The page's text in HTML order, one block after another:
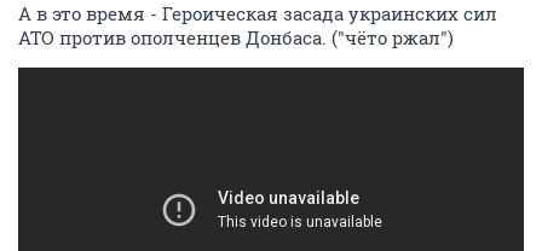
А в это время - Героическая засада украинских сил
АТО против ополченцев Донбаса. ("чёто ржал")